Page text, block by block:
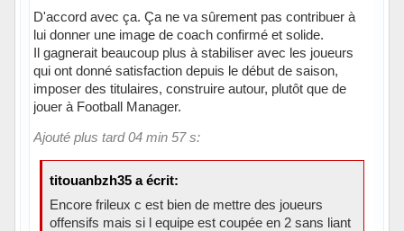
D'accord avec ça. Ça ne va sûrement pas contribuer à
lui donner une image de coach confirmé et solide.
Il gagnerait beaucoup plus à stabiliser avec les joueurs
qui ont donné satisfaction depuis le début de saison,
imposer des titulaires, construire autour, plutôt que de
jouer à Football Manager.
Ajouté plus tard 04 min 57 s:
titouanbzh35 a écrit:
Encore frileux c est bien de mettre des joueurs
offensifs mais si l equipe est coupée en 2 sans liant